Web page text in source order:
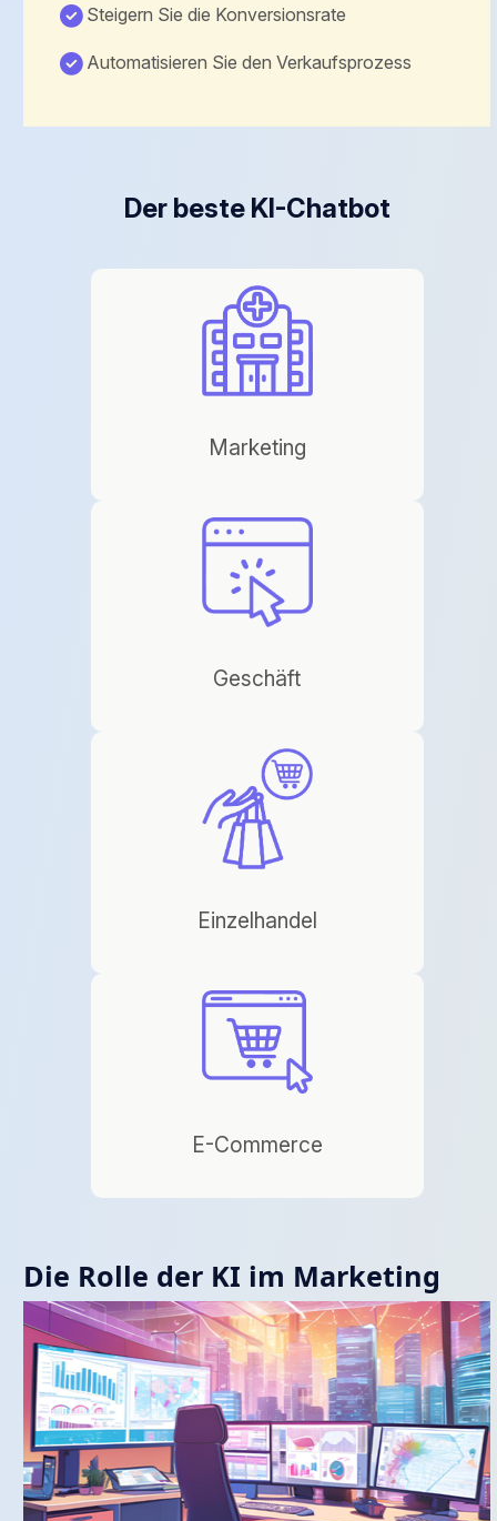
Steigern Sie die Konversionsrate
Automatisieren Sie den Verkaufsprozess
Der beste KI-Chatbot
Marketing
Geschäft
Einzelhandel
E-Commerce
Die Rolle der KI im Marketing